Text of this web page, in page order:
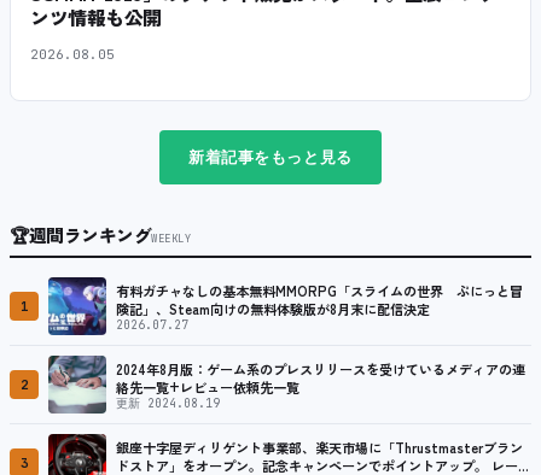
ンツ情報も公開
2026.08.05
新着記事をもっと見る
🏆週間ランキングWEEKLY
1
有料ガチャなしの基本無料MMORPG「スライムの世界 ぷにっと冒
険記」、Steam向けの無料体験版が8月末に配信決定
2026.07.27
2
2024年8月版：ゲーム系のプレスリリースを受けているメディアの連
絡先一覧+レビュー依頼先一覧
更新 2024.08.19
3
銀座十字屋ディリゲント事業部、楽天市場に「Thrustmasterブラン
ドストア」をオープン。記念キャンペーンでポイントアップ。 レーシ